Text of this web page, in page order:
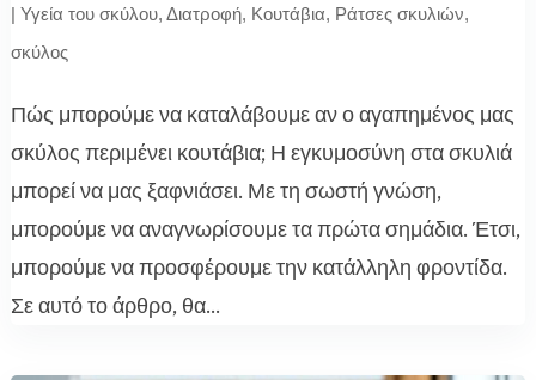
| Υγεία του σκύλου, Διατροφή, Κουτάβια, Ράτσες σκυλιών,
σκύλος
Πώς μπορούμε να καταλάβουμε αν ο αγαπημένος μας
σκύλος περιμένει κουτάβια; Η εγκυμοσύνη στα σκυλιά
μπορεί να μας ξαφνιάσει. Με τη σωστή γνώση,
μπορούμε να αναγνωρίσουμε τα πρώτα σημάδια. Έτσι,
μπορούμε να προσφέρουμε την κατάλληλη φροντίδα.
Σε αυτό το άρθρο, θα...